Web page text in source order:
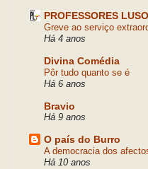
PROFESSORES
Greve ao serviço
Há 4 anos
Divina Comédia
Pôr tudo quanto se é
Há 6 anos
Bravio
Há 9 anos
O país do Burro
A democracia dos
Há 10 anos